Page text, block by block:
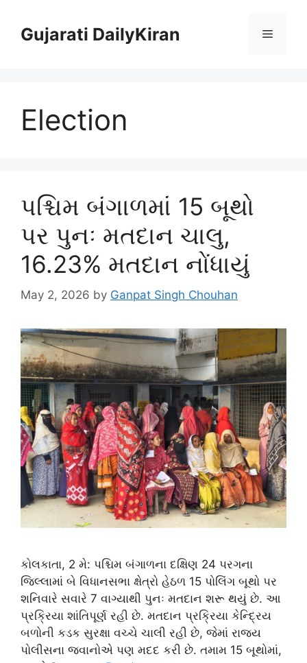
contentGujarati DailyKiran Menu
Election
પશ્ચિમ બંગાળમાં 15 બૂથો
પર પુનઃ મતદાન ચાલુ,
16.23% મતદાન નોંધાયું
May 2, 2026 by Ganpat Singh Chouhan
કોલકાતા, 2 મે: પશ્ચિમ બંગાળના દક્ષિણ 24 પરગના
જિલ્લામાં બે વિધાનસભા ક્ષેત્રો હેઠળ 15 પોલિંગ બૂથો પર
શનિવારે સવારે 7 વાગ્યાથી પુનઃ મતદાન શરૂ થયું છે. આ
પ્રક્રિયા શાંતિપૂર્ણ રહી છે. મતદાન પ્રક્રિયા કેન્દ્રિય
બળોની કડક સુરક્ષા વચ્ચે ચાલી રહી છે, જેમાં રાજ્ય
પોલીસના જવાનોએ પણ મદદ કરી છે. તમામ 15 બૂથોમાં,